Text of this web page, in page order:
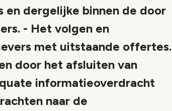
dergelijke binnen de door
- Het volgen en
met uitstaande offertes.
door het afsluiten van
informatieoverdracht
naar de